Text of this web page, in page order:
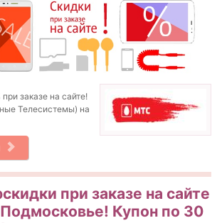
заказе на сайте!
Телесистемы) на
при заказе на сайте
Купон по 30